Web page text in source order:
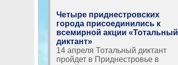
Четыре приднестровских
города присоединились к
всемирной акции «Тотальный
диктант»
14 апреля Тотальный диктант
пройдет в Приднестровье в